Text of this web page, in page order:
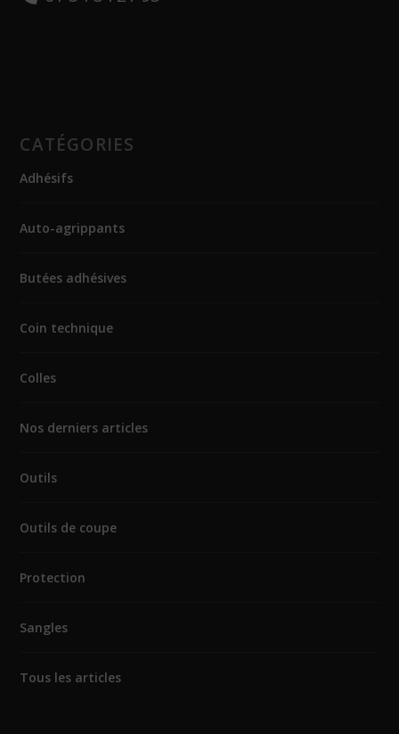
CATÉGORIES
Adhésifs
Auto-agrippants
Butées adhésives
Coin technique
Colles
Nos derniers articles
Outils
Outils de coupe
Protection
Sangles
Tous les articles